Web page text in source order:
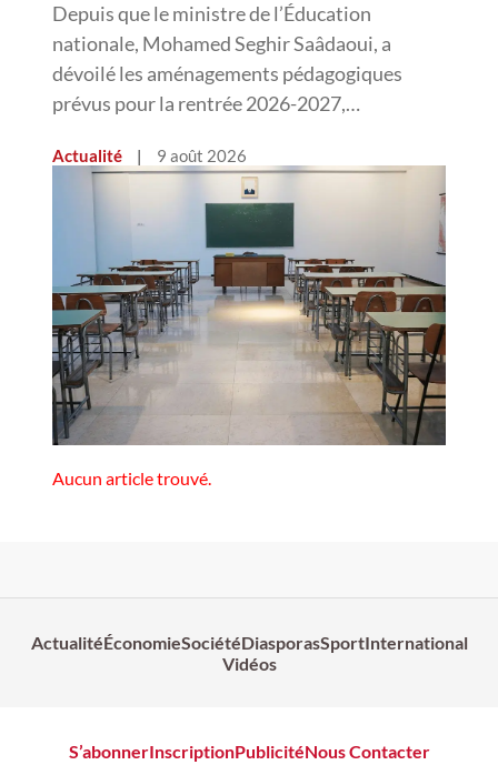
Depuis que le ministre de l’Éducation
nationale, Mohamed Seghir Saâdaoui, a
dévoilé les aménagements pédagogiques
prévus pour la rentrée 2026-2027,…
Actualité | 9 août 2026
Aucun article trouvé.
ActualitéÉconomieSociétéDiasporasSportInternational
Vidéos
S’abonnerInscriptionPublicitéNous Contacter